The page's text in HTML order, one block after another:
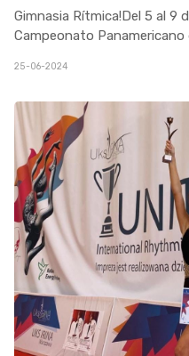
Gimnasia Rítmica!Del 5 al 9
Campeonato Panamericano
25-06-2024